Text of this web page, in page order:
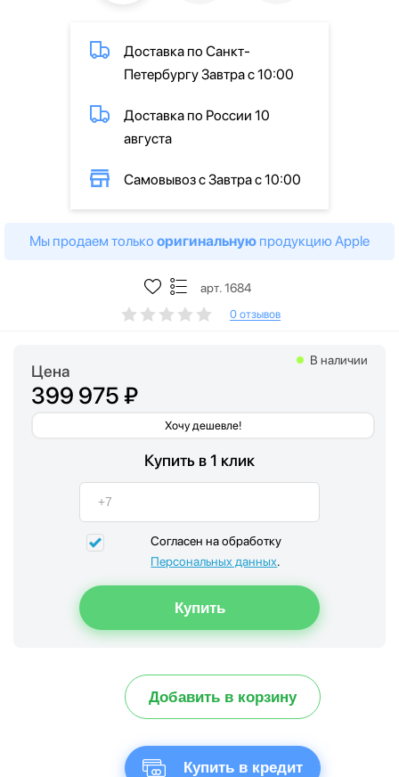
Доставка по Санкт-
Петербургу Завтра с 10:00
Доставка по России 10
августа
Самовывоз с Завтра с 10:00
Мы продаем только оригинальную продукцию Apple
арт. 1684
0 отзывов
Цена
399 975 ₽
Хочу дешевле!
В наличии
Купить в 1 клик
Согласен на обработку
Персональных данных.
Добавить в корзину
Купить в кредит